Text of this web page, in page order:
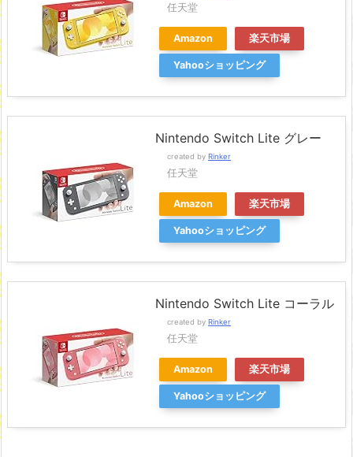
任天堂
Amazon 楽天市場
Yahooショッピング
Nintendo Switch Lite グレー
created by Rinker
任天堂
Amazon 楽天市場
Yahooショッピング
Nintendo Switch Lite コーラル
created by Rinker
任天堂
Amazon 楽天市場
Yahooショッピング